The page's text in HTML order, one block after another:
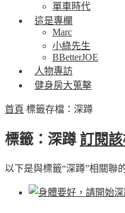
單車時代
這是專欄
Marc
小綠先生
BBetterJOE
人物專訪
健身房大蒐擊
首頁 標籤存檔：深蹲
標籤：深蹲 訂閱
以下是與標籤“深蹲”相關聯